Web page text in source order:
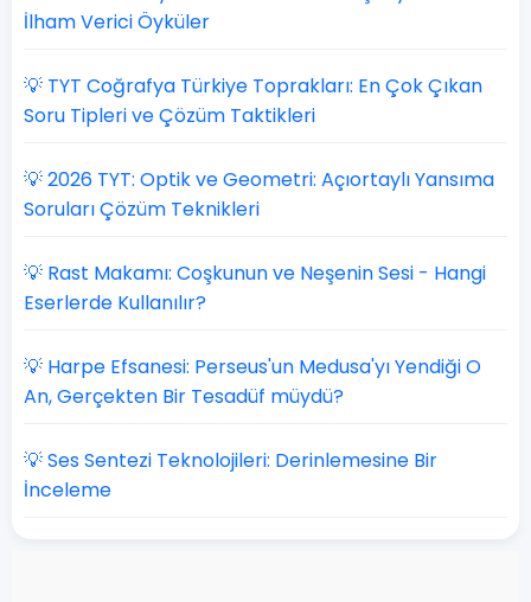
İlham Verici Öyküler
💡 TYT Coğrafya Türkiye Toprakları: En Çok Çıkan
Soru Tipleri ve Çözüm Taktikleri
💡 2026 TYT: Optik ve Geometri: Açıortaylı Yansıma
Soruları Çözüm Teknikleri
💡 Rast Makamı: Coşkunun ve Neşenin Sesi - Hangi
Eserlerde Kullanılır?
💡 Harpe Efsanesi: Perseus'un Medusa'yı Yendiği O
An, Gerçekten Bir Tesadüf müydü?
💡 Ses Sentezi Teknolojileri: Derinlemesine Bir
İnceleme